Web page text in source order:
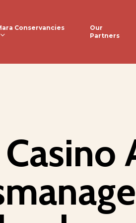
Conservancies
Our
Partners